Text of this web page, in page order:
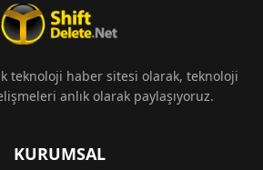
teknoloji haber sitesi olarak, teknoloji
anlık olarak paylaşıyoruz.
KURUMSAL